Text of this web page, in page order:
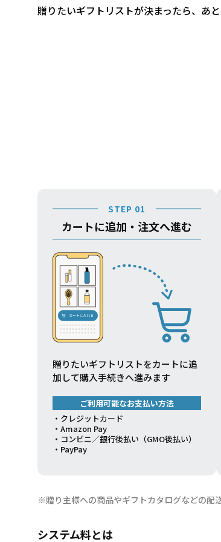
贈りたいギフトリストが決まったら、あ
STEP 01
カートに追加・注文へ進む
贈りたいギフトリストをカートに追
加して購入手続きへ進みます
ご利用可能なお支払い方法
・クレジットカード
・Amazon Pay
・コンビニ／銀行後払い（GMO後払い）
・PayPay
※贈り主様への商品やギフトカタログなどの配
システム料とは